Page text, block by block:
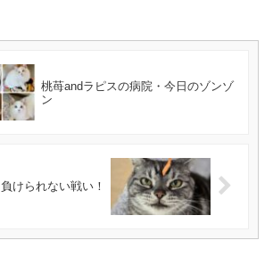
桃苺andラピスの病院・今日のゾンゾ
ン
負けられない戦い！